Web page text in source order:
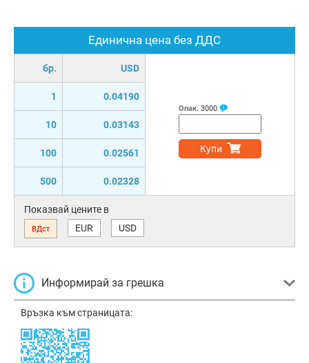
Единична цена без ДДС
бр. USD
1 0.04190
10 0.03143
100 0.02561
500 0.02328
Опак. 3000
Купи
Показвай цените в
ВДст EUR USD
Информирай за грешка
Връзка към страницата: